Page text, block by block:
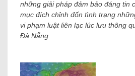
những giải pháp đảm bảo đáng tin
mục đích chỉnh đốn tình trạng
vi phạm luật liên lạc lúc lưu thông
Đà Nẵng.